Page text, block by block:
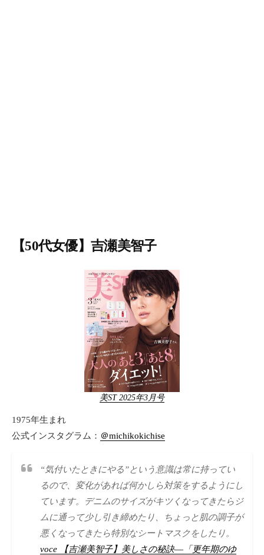
【50代女優】吉瀬美智子
美ST 2025年3月号
1975年生まれ
公式インスタグラム： ＠michikokichise
“気付いたときにやる”という意識は常に持ってい
るので、変化があれば何かしら対策をするようにし
ています。デニムのサイズがキツくなってきたらジ
ムに通って少し引き締めたり、ちょっと肌の調子が
悪くなってきたら特別なシートマスクをしたり。
voce 【吉瀬美智子】美しさの秘訣―「更年期のゆ